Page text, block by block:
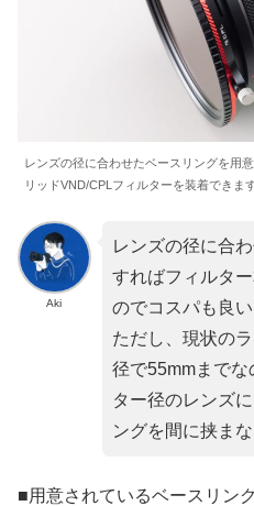
レンズの径に合わせたベースリングを用
リッドVND/CPLフィルターを装着できます
Aki
レンズの径に合
すればフィルタ
のでコスパも良い
ただし、現状の
径で55mmまで
ター径のレンズ
ングを間に挟ま
■用意されているベースリン